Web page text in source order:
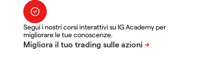
Segui i nostri corsi interattivi su IG Academy per
migliorare le tue conoscenze.